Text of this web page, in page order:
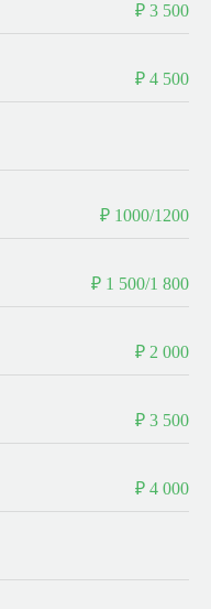
₽ 3 500
₽ 4 500
₽ 1000/1200
₽ 1 500/1 800
₽ 2 000
₽ 3 500
₽ 4 000